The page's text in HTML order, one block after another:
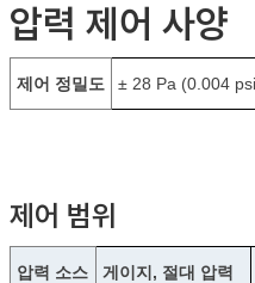
압력 제어 사양
제어 정밀도 ± 28 Pa (0.004
제어 범위
압력 소스
게이지, 절대 압력